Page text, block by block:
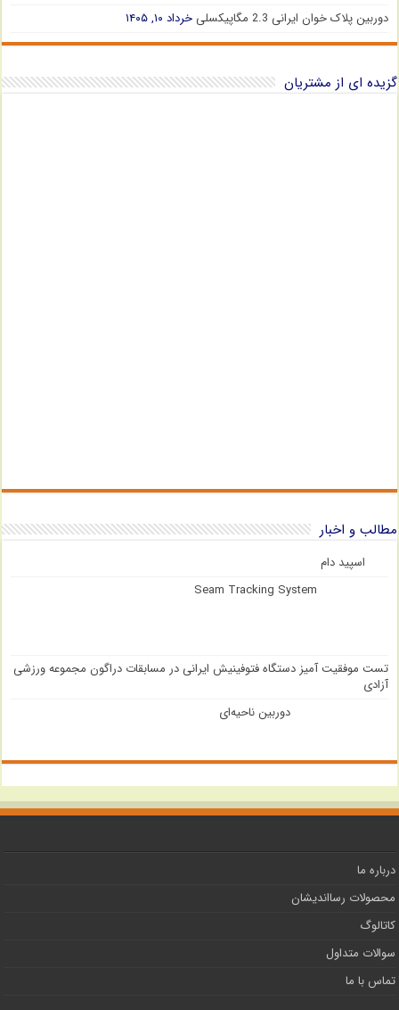
دوربین پلاک خوان ایرانی 2.3 مگاپیکسلی
خرداد ۱۰, ۱۴۰۵
گزیده ای از مشتریان
مطالب و اخبار
اسپید دام
Seam Tracking System
تست موفقیت آمیز دستگاه فتوفینیش ایرانی در مسابقات دراگون مجموعه ورزشی
آزادی
دوربین ناحیه‌ای
درباره ما
محصولات رسااندیشان
کاتالوگ
سوالات متداول
تماس با ما